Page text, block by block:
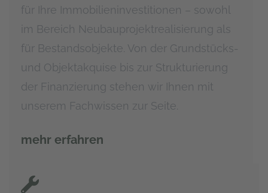
für Ihre Immobilieninvestitionen – sowohl
im Bereich Neubauprojektrealisierung als
für Bestandsobjekte. Von der Grundstücks-
und Objektakquise bis zur Strukturierung
der Finanzierung stehen wir Ihnen mit
unserem Fachwissen zur Seite.
mehr erfahren